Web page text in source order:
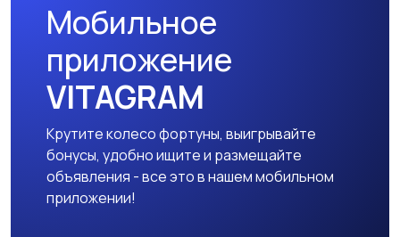
Мобильное
приложение
VITAGRAM
Крутите колесо фортуны, выигрывайте
бонусы, удобно ищите и размещайте
объявления - все это в нашем мобильном
приложении!